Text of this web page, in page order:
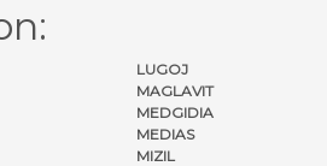
LUGOJ
MAGLAVIT
MEDGIDIA
MEDIAS
MIZIL